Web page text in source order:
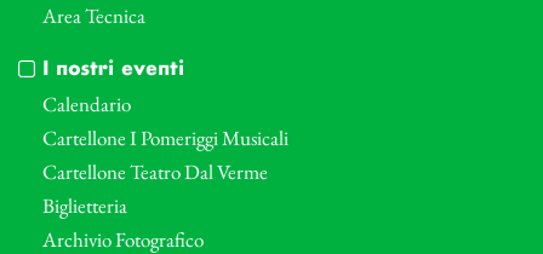
Area Tecnica
I nostri eventi
Calendario
Cartellone I Pomeriggi Musicali
Cartellone Teatro Dal Verme
Biglietteria
Archivio Fotografico